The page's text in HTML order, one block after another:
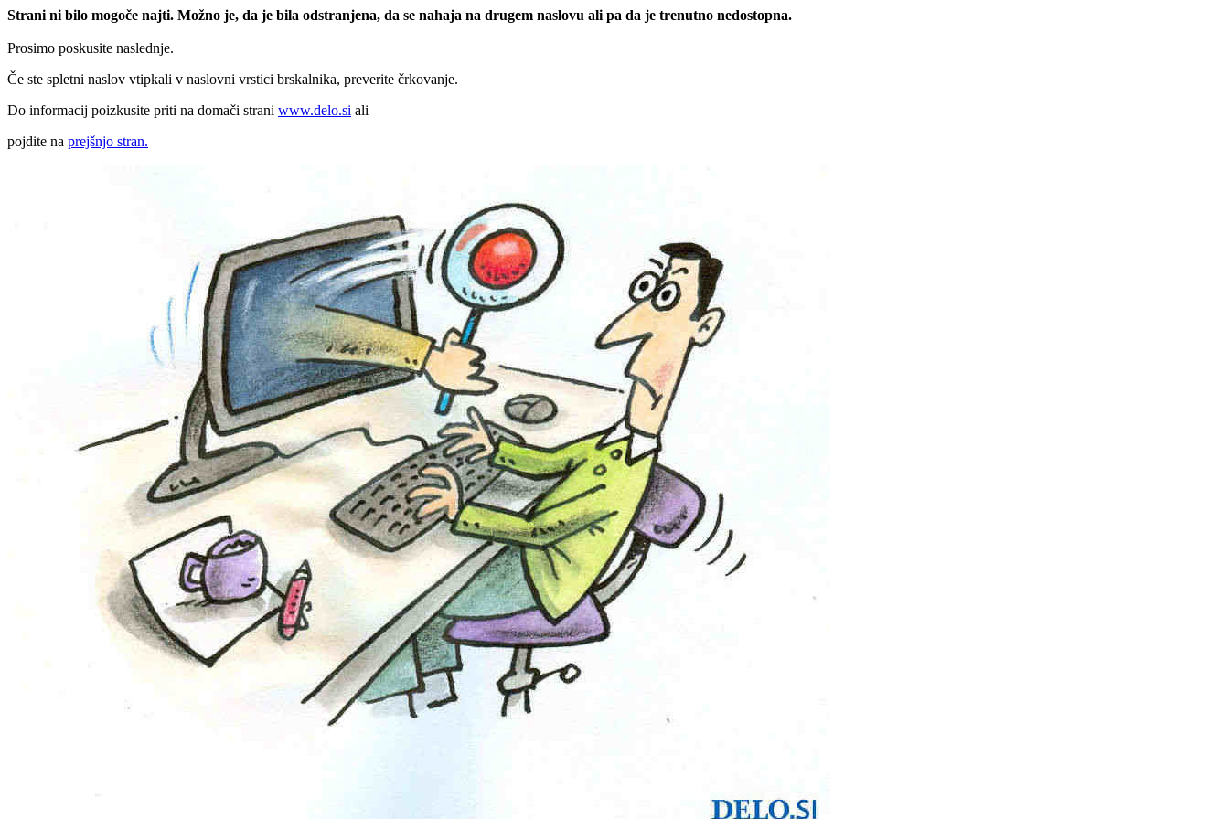
Strani ni bilo mogoče najti. Možno je, da je bila odstranjena, da se nahaja na drugem naslovu ali pa da je trenutno nedostopna.
Prosimo poskusite naslednje.
Če ste spletni naslov vtipkali v naslovni vrstici brskalnika, preverite črkovanje.
Do informacij poizkusite priti na domači strani www.delo.si ali
pojdite na prejšnjo stran.